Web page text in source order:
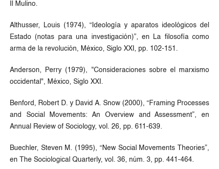
Il Mulino.
Althusser, Louis (1974), “Ideología y aparatos ideológicos del
Estado (notas para una investigación)”, en La filosofía como
arma de la revolución, México, Siglo XXI, pp. 102-151.
Anderson, Perry (1979), "Consideraciones sobre el marxismo
occidental", México, Siglo XXI.
Benford, Robert D. y David A. Snow (2000), “Framing Processes
and Social Movements: An Overview and Assessment”, en
Annual Review of Sociology, vol. 26, pp. 611-639.
Buechler, Steven M. (1995), “New Social Movements Theories”,
en The Sociological Quarterly, vol. 36, núm. 3, pp. 441-464.